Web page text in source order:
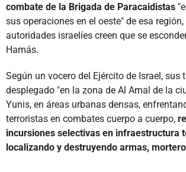
combate de la Brigada de Paracaidistas
sus operaciones en el oeste" de esa
autoridades israelíes creen que se
Hamás.
Según un vocero del Ejército de Israel, sus
desplegado "en la zona de Al Amal de la
Yunis, en áreas urbanas densas,
terroristas en combates cuerpo a cuerpo,
incursiones selectivas en infraestructura
localizando y destruyendo armas,